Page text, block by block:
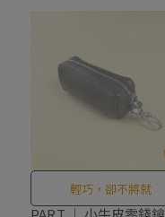
輕巧，卻不將就